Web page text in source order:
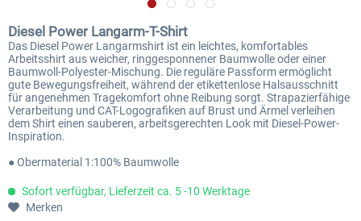
Diesel Power Langarm-T-Shirt
Das Diesel Power Langarmshirt ist ein leichtes, komfortables
Arbeitsshirt aus weicher, ringgesponnener Baumwolle oder einer
Baumwoll-Polyester-Mischung. Die reguläre Passform ermöglicht
gute Bewegungsfreiheit, während der etikettenlose Halsausschnitt
für angenehmen Tragekomfort ohne Reibung sorgt. Strapazierfähige
Verarbeitung und CAT-Logografiken auf Brust und Ärmel verleihen
dem Shirt einen sauberen, arbeitsgerechten Look mit Diesel-Power-
Inspiration.
● Obermaterial 1:100% Baumwolle
Sofort verfügbar, Lieferzeit ca. 5 -10 Werktage
Merken